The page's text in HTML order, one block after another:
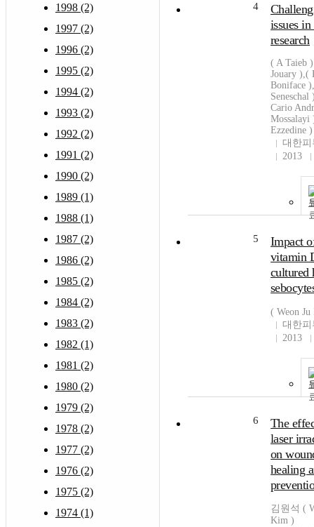
1998 (2)
1997 (2)
1996 (2)
1995 (2)
1994 (2)
1993 (2)
1992 (2)
1991 (2)
1990 (2)
1989 (1)
1988 (1)
1987 (2)
1986 (2)
1985 (2)
1984 (2)
1983 (2)
1982 (1)
1981 (2)
1980 (2)
1979 (2)
1978 (2)
1977 (2)
1976 (2)
1975 (2)
1974 (1)
4
issues
research
( A Taieb
Jouary ),(
Boniface
Cario
Mossalayi
Ezzedine )
대한
2013
5
Impact
vitamin
cultured
( Weon Ju
대한
2013
6
The
laser
on
healing
김원석 (
Kim )